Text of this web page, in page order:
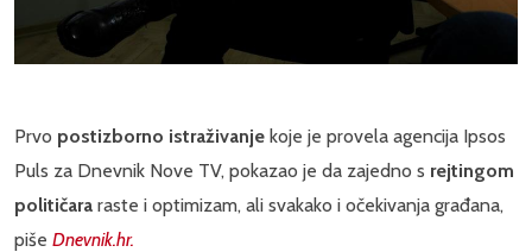
Prvo postizborno istraživanje koje je provela agencija Ipsos
Puls za Dnevnik Nove TV, pokazao je da zajedno s rejtingom
političara raste i optimizam, ali svakako i očekivanja građana,
piše Dnevnik.hr.